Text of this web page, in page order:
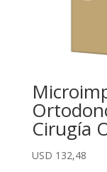
Cirugía
USD 132,48